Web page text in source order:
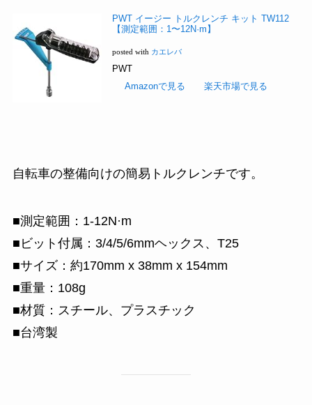
PWT イージー トルクレンチ キット TW112
【測定範囲：1〜12N·m】
posted with カエレバ
PWT
Amazonで見る
楽天市場で見る
自転車の整備向けの簡易トルクレンチです。
■測定範囲：1-12N·m
■ビット付属：3/4/5/6mmヘックス、T25
■サイズ：約170mm x 38mm x 154mm
■重量：108g
■材質：スチール、プラスチック
■台湾製